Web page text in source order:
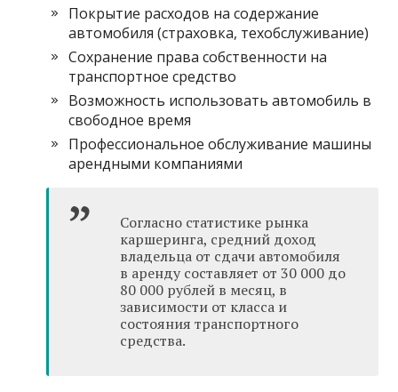
Покрытие расходов на содержание
автомобиля (страховка, техобслуживание)
Сохранение права собственности на
транспортное средство
Возможность использовать автомобиль в
свободное время
Профессиональное обслуживание машины
арендными компаниями
Согласно статистике рынка
каршеринга, средний доход
владельца от сдачи автомобиля
в аренду составляет от 30 000 до
80 000 рублей в месяц, в
зависимости от класса и
состояния транспортного
средства.